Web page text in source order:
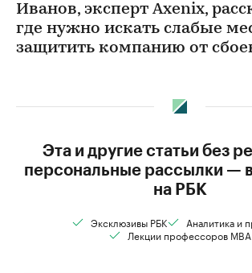
Иванов, эксперт Axenix,
где нужно искать слабые
защитить компанию от
Эта и другие статьи без
персональные рассылки —
на РБК
Эксклюзивы РБК
Аналитика и
Лекции профессоров MBA